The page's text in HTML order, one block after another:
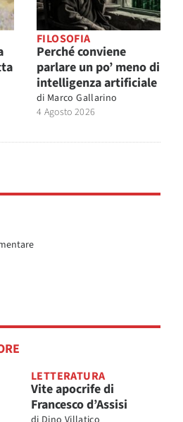
FILOSOFIA
Perché conviene
parlare un po’ meno di
intelligenza artificiale
di Marco Gallarino
4 Agosto 2026
LETTERATURA
Vite apocrife di
Francesco d’Assisi